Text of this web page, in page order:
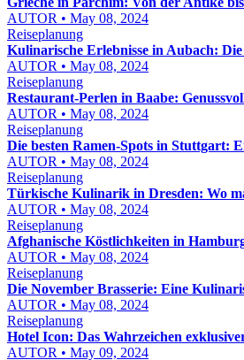
AUTOR • May 08, 2024
Reiseplanung
Kulinarische Erlebnisse in Aubach:
AUTOR • May 08, 2024
Reiseplanung
Restaurant-Perlen in Baabe:
AUTOR • May 08, 2024
Reiseplanung
Die besten Ramen-Spots in Stuttgart:
AUTOR • May 08, 2024
Reiseplanung
Türkische Kulinarik in Dresden: Wo
AUTOR • May 08, 2024
Reiseplanung
Afghanische Köstlichkeiten in
AUTOR • May 08, 2024
Reiseplanung
Die November Brasserie: Eine
AUTOR • May 08, 2024
Reiseplanung
Hotel Icon: Das Wahrzeichen
AUTOR • May 09, 2024